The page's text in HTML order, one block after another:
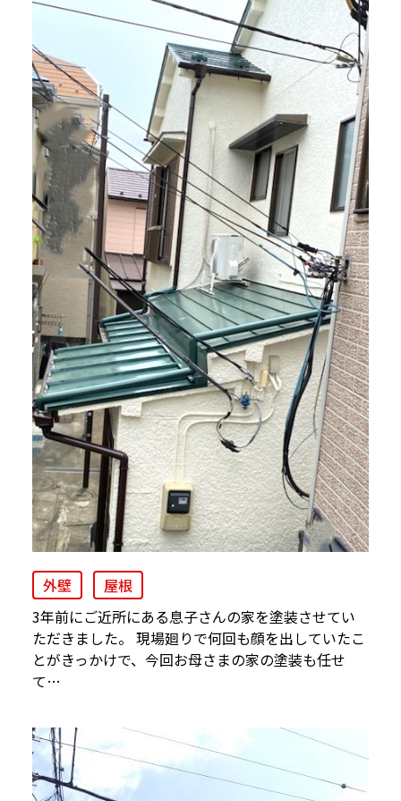
外壁
屋根
3年前にご近所にある息子さんの家を塗装させてい
ただきました。 現場廻りで何回も顔を出していたこ
とがきっかけで、今回お母さまの家の塗装も任せ
て…